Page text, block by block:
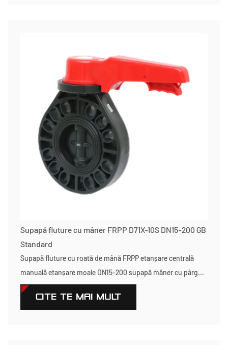
Supapă fluture cu mâner FRPP D71X-10S DN15-200 GB
Standard
Supapă fluture cu roată de mână FRPP etanșare centrală
manuală etanșare moale DN15-200 supapă mâner cu pârg...
CITEŞTE MAI MULT